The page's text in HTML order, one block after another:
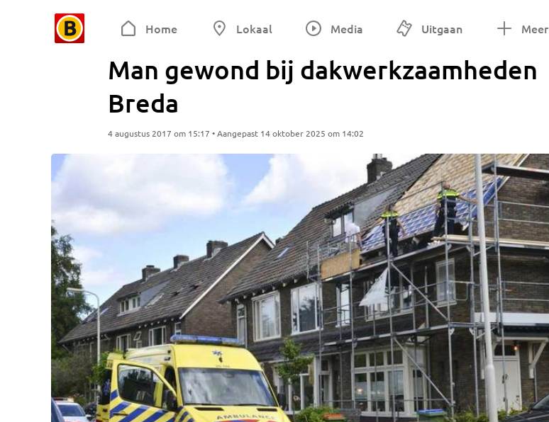
Home Lokaal Media Uitgaan Meer
Man gewond bij dakwerkzaamheden
Breda
4 augustus 2017 om 15:17 • Aangepast 14 oktober 2025 om 14:02